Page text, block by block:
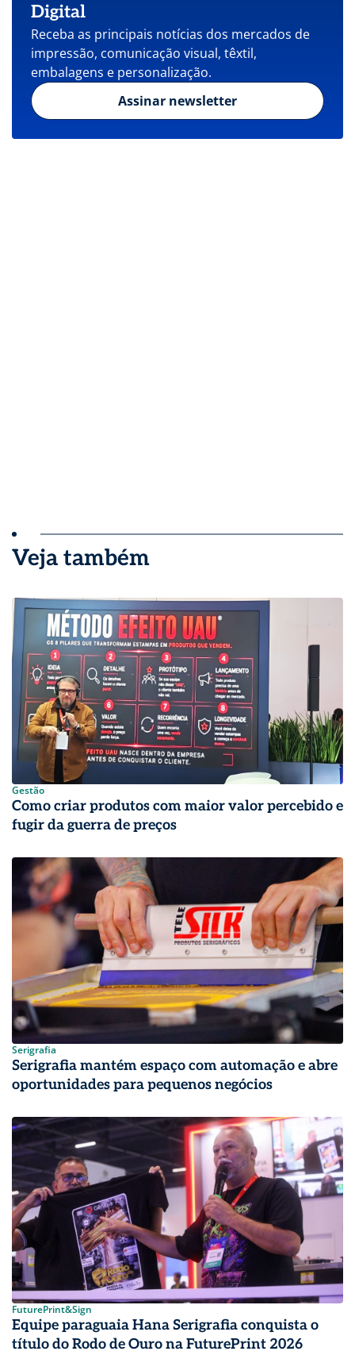
Digital
Receba as principais notícias dos mercados de
impressão, comunicação visual, têxtil,
embalagens e personalização.
Assinar newsletter
Veja também
Gestão
Como criar produtos com maior valor percebido e
fugir da guerra de preços
Serigrafia
Serigrafia mantém espaço com automação e abre
oportunidades para pequenos negócios
FuturePrint&Sign
Equipe paraguaia Hana Serigrafia conquista o
título do Rodo de Ouro na FuturePrint 2026